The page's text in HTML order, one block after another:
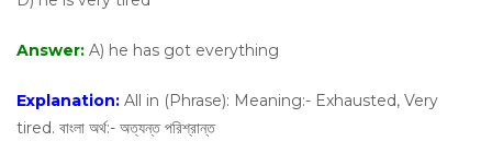
Answer: A) he has got everything
Explanation: All in (Phrase): Meaning:- Exhausted, Very
tired. বাংলা অর্থ:- অত্যন্ত পরিশ্রান্ত